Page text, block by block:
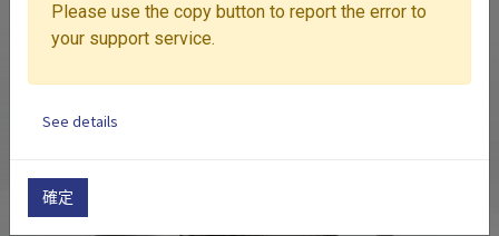
Please use the copy button to report the error to
your support service.
See details
確定